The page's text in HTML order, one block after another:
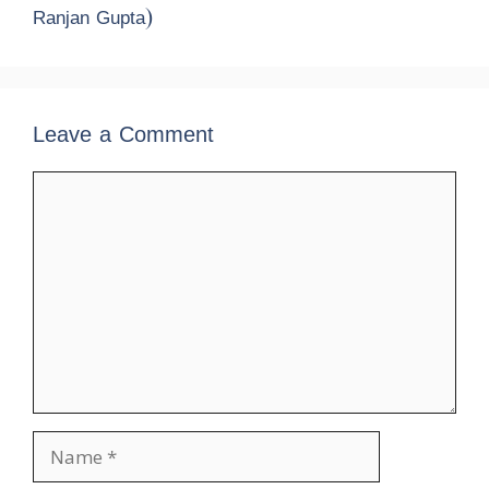
Ranjan Gupta)
Leave a Comment
Name